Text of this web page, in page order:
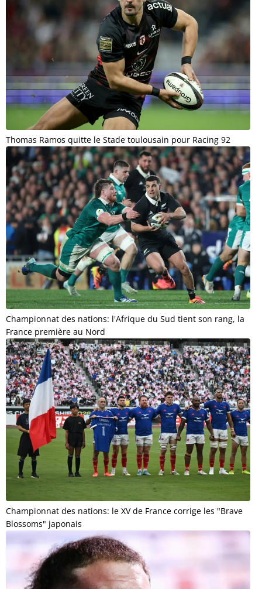
Thomas Ramos quitte le Stade toulousain pour Racing 92
Championnat des nations: l'Afrique du Sud tient son rang, la
France première au Nord
Championnat des nations: le XV de France corrige les "Brave
Blossoms" japonais